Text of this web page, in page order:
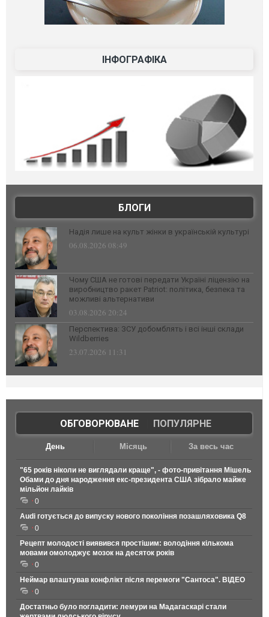
ІНФОГРАФІКА
БЛОГИ
Надія лише на культ жінки в українській культурі
06.08.2026 08:49
Чому США не готові передати Україні ліцензію на
виробництво ракет Patriot: політика, безпека та
можливі альтернативи
03.08.2026 20:24
Перспектива: ЗСУ добомблять і всі інші склади
Wildberries
23.07.2026 11:31
ОБГОВОРЮВАНЕ| ПОПУЛЯРНЕ
День Місяць За весь час
"65 років ніколи не виглядали краще", - фото-привітання Мішель
Обами до дня народження екс-президента США зібрало майже
мільйон лайків
0
Audi готується до випуску нового покоління позашляховика Q8
0
Рецепт молодості виявився простішим: володіння кількома
мовами омолоджує мозок на десяток років
0
Неймар влаштував конфлікт після перемоги "Сантоса". ВІДЕО
0
Достатньо було погладити: лемури на Мадагаскарі стали